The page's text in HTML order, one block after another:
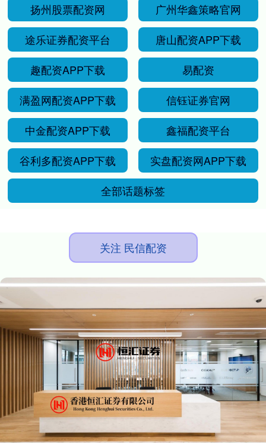
扬州股票配资网
广州华鑫策略官网
途乐证券配资平台
唐山配资APP下载
趣配资APP下载
易配资
满盈网配资APP下载
信钰证券官网
中金配资APP下载
鑫福配资平台
谷利多配资APP下载
实盘配资网APP下载
全部话题标签
关注 民信配资